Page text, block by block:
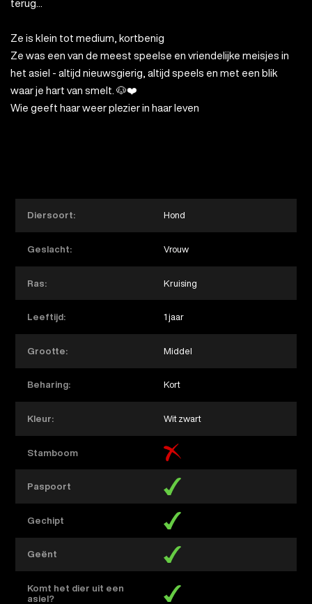
terug...
Ze is klein tot medium, kortbenig
Ze was een van de meest speelse en vriendelijke meisjes in
het asiel - altijd nieuwsgierig, altijd speels en met een blik
waar je hart van smelt. 🐶❤️
Wie geeft haar weer plezier in haar leven
Diersoort: Hond
Geslacht: Vrouw
Ras: Kruising
Leeftijd: 1 jaar
Grootte: Middel
Beharing: Kort
Kleur: Wit zwart
Stamboom
Paspoort
Gechipt
Geënt
Komt het dier uit een
asiel?